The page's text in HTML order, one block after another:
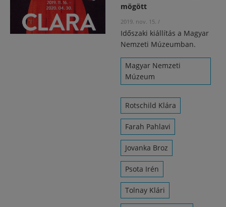
mögött
2019. nov. 15. /
Időszaki kiállítás a Magyar
Nemzeti Múzeumban.
Magyar Nemzeti
Múzeum
Rotschild Klára
Farah Pahlavi
Jovanka Broz
Psota Irén
Tolnay Klári